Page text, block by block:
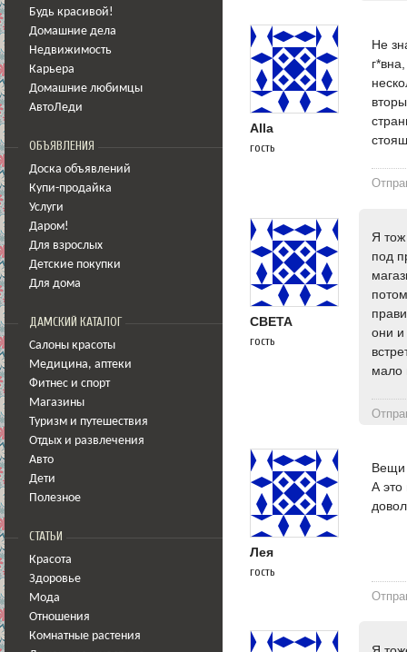
Будь красивой!
Домашние дела
Недвижимость
Карьера
Домашние любимцы
АвтоЛеди
ОБЪЯВЛЕНИЯ
Доска объявлений
Купи-продайка
Услуги
Даром!
Для взрослых
Детские покупки
Для дома
ДАМСКИЙ КАТАЛОГ
Салоны красоты
Медицина, аптеки
Фитнес и спорт
Магазины
Туризм и путешествия
Отдых и развлечения
Авто
Дети
Полезное
СТАТЬИ
Красота
Здоровье
Мода
Отношения
Комнатные растения
Alla
гость
Не
СВЕТА
гость
Я тож
под
они и
мало
Лея
гость
Вещи
А